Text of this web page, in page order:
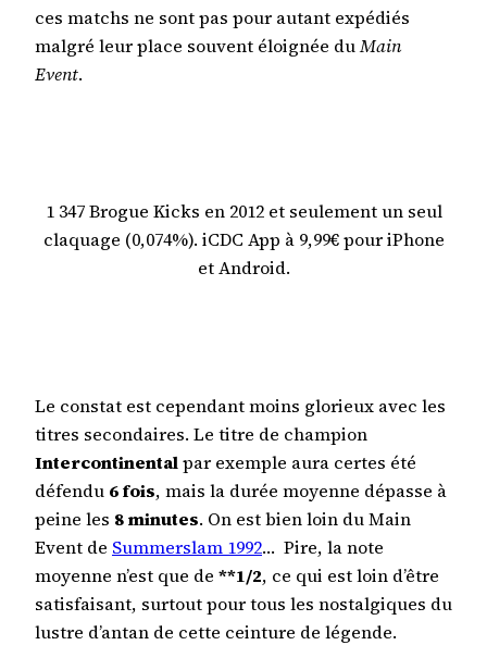
ces matchs ne sont pas pour autant expédiés
malgré leur place souvent éloignée duMain
Event.
1 347 Brogue Kicks en 2012 et seulement un seul
claquage (0,074%). iCDC App à 9,99€ pour iPhone
et Android.
Le constat est cependant moins glorieux avec les
titres secondaires. Le titre de champion
Intercontinentalpar exemple aura certes été
défendu 6 fois, mais la durée moyenne dépasse à
peine les 8 minutes. On est bien loin du Main
Event de Summerslam 1992… Pire, la note
moyenne n’est que de **1/2, ce qui est loin d’être
satisfaisant, surtout pour tous les nostalgiques du
lustre d’antan de cette ceinture de légende.